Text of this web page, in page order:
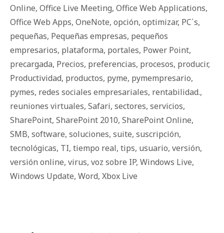
Online, Office Live Meeting, Office Web Applications,
Office Web Apps, OneNote, opción, optimizar, PC´s,
pequeñas, Pequeñas empresas, pequeños
empresarios, plataforma, portales, Power Point,
precargada, Precios, preferencias, procesos, producir,
Productividad, productos, pyme, pymempresario,
pymes, redes sociales empresariales, rentabilidad.,
reuniones virtuales, Safari, sectores, servicios,
SharePoint, SharePoint 2010, SharePoint Online,
SMB, software, soluciones, suite, suscripción,
tecnológicas, TI, tiempo real, tips, usuario, versión,
versión online, virus, voz sobre IP, Windows Live,
Windows Update, Word, Xbox Live